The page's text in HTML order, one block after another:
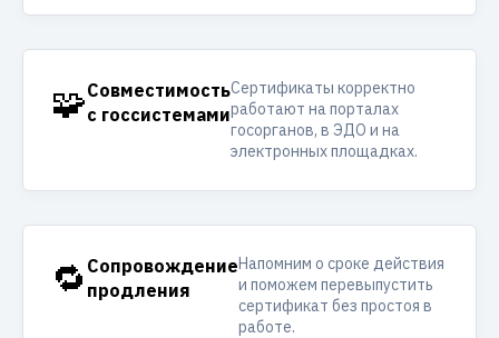
🧩Совместимость
с госсистемами
Сертификаты корректно
работают на порталах
госорганов, в ЭДО и на
электронных площадках.
🔁 Сопровождение
продления
Напомним о сроке действия
и поможем перевыпустить
сертификат без простоя в
работе.